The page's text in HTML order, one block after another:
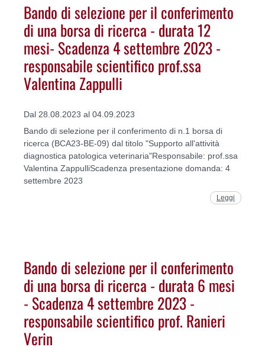
Bando di selezione per il conferimento
di una borsa di ricerca - durata 12
mesi- Scadenza 4 settembre 2023 -
responsabile scientifico prof.ssa
Valentina Zappulli
Dal 28.08.2023 al 04.09.2023
Bando di selezione per il conferimento di n.1 borsa di
ricerca (BCA23-BE-09) dal titolo "Supporto all'attività
diagnostica patologica veterinaria"Responsabile: prof.ssa
Valentina ZappulliScadenza presentazione domanda: 4
settembre 2023
Leggi
Bando di selezione per il conferimento
di una borsa di ricerca - durata 6 mesi
- Scadenza 4 settembre 2023 -
responsabile scientifico prof. Ranieri
Verin